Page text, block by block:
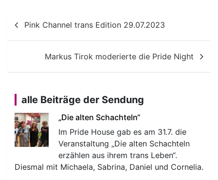
Beitragsnavigation
Pink Channel trans Edition 29.07.2023
Markus Tirok moderierte die Pride Night
alle Beiträge der Sendung
„Die alten Schachteln“
Im Pride House gab es am 31.7. die
Veranstaltung „Die alten Schachteln
erzählen aus ihrem trans Leben“.
Diesmal mit Michaela, Sabrina, Daniel und Cornelia.